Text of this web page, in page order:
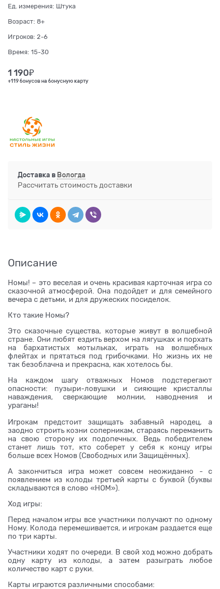
Ед. измерения: Штука
Возраст: 8+
Игроков: 2-6
Время: 15-30
1 190₽
+119 бонусов на бонусную карту
Доставка в Вологда
Рассчитать стоимость доставки
Описание
Номы! – это веселая и очень красивая карточная игра со
сказочной атмосферой. Она подойдет и для семейного
вечера с детьми, и для дружеских посиделок.
Кто такие Номы?
Это сказочные существа, которые живут в волшебной
стране. Они любят ездить верхом на лягушках и порхать
на бархатистых мотыльках, играть на волшебных
флейтах и прятаться под грибочками. Но жизнь их не
так безоблачна и прекрасна, как хотелось бы.
На каждом шагу отважных Номов подстерегают
опасности: пузыри-ловушки и сияющие кристаллы
наваждения, сверкающие молнии, наводнения и
ураганы!
Игрокам предстоит защищать забавный народец, а
заодно строить козни соперникам, стараясь переманить
на свою сторону их подопечных. Ведь победителем
станет лишь тот, кто соберет у себя к концу игры
больше всех Номов (Свободных или Защищённых).
А закончиться игра может совсем неожиданно - с
появлением из колоды третьей карты с буквой (буквы
складываются в слово «НОМ»).
Ход игры:
Перед началом игры все участники получают по одному
Ному. Колода перемешивается, и игрокам раздается еще
по три карты.
Участники ходят по очереди. В свой ход можно добрать
одну карту из колоды, а затем разыграть любое
количество карт с руки.
Карты играются различными способами: